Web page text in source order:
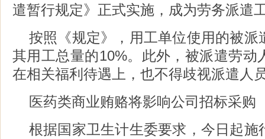
遣暂行规定》正式实施，成为劳务派遣
按照《规定》，用工单位使用的被派
其用工总量的10%。此外，被派遣劳动
在相关福利待遇上，也不得歧视派遣人
医药类商业贿赂将影响公司招标采购
根据国家卫生计生委要求，今日起施